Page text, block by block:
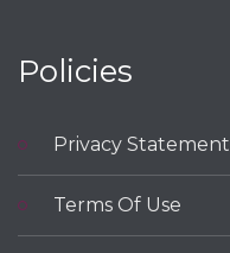
sPolicies
Privacy Statement
Terms Of Use